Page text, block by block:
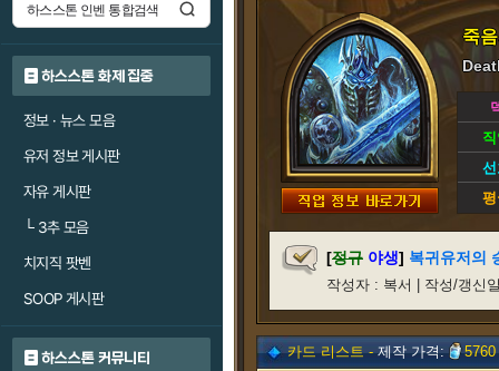
하스스톤 화제 집중
정보 · 뉴스 모음
유저 정보 게시판
자유 게시판
└3추 모음
치지직 팟벤
SOOP 게시판
하스스톤 커뮤니티
죽
[정규 야생] 복귀유저의
작성자 : 복서 | 작성/갱신
카드 리스트 -제작 가격: 5760